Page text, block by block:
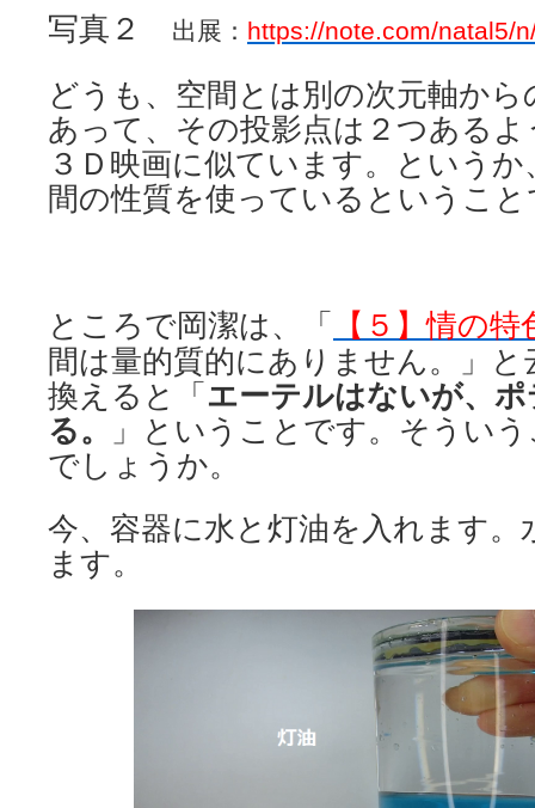
写真２ 出展： https://note.com/natal5/
どうも、空間とは別の次元軸か
あって、その投影点は２つある
３Ｄ映画に似ています。という
間の性質を使っているということ
ところで岡潔は、「
【５】情の特
間は量的質的にありません。」
換えると「 エーテルはないが、
る。
」ということです。そうい
でしょうか。
今、容器に水と灯油を入れます。
ます。